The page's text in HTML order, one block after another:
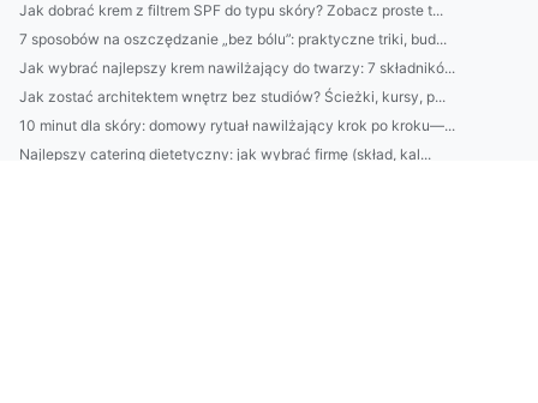
Jak dobrać krem z filtrem SPF do typu skóry? Zobacz proste t...
7 sposobów na oszczędzanie „bez bólu”: praktyczne triki, bud...
Jak wybrać najlepszy krem nawilżający do twarzy: 7 składnikó...
Jak zostać architektem wnętrz bez studiów? Ścieżki, kursy, p...
10 minut dla skóry: domowy rytuał nawilżający krok po kroku—...
Najlepszy catering dietetyczny: jak wybrać firmę (skład, kal...